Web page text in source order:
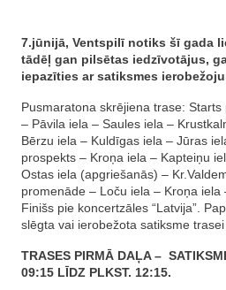
7.jūnijā, Ventspilī notiks šī gada
tādēļ gan pilsētas iedzīvotājus,
iepazīties ar satiksmes
Pusmaratona skrējiena trase: Starts
– Pāvila iela – Saules iela –
Bērzu iela – Kuldīgas iela – Jūras
prospekts – Kroņa iela – Kapteiņu
Ostas iela (apgriešanās) –
promenāde – Loču iela – Kroņa iela
Finišs pie koncertzāles “Latvija”.
slēgta vai ierobežota satiksme
TRASES PIRMĀ DAĻA –
09:15 LĪDZ PLKST. 12:15.